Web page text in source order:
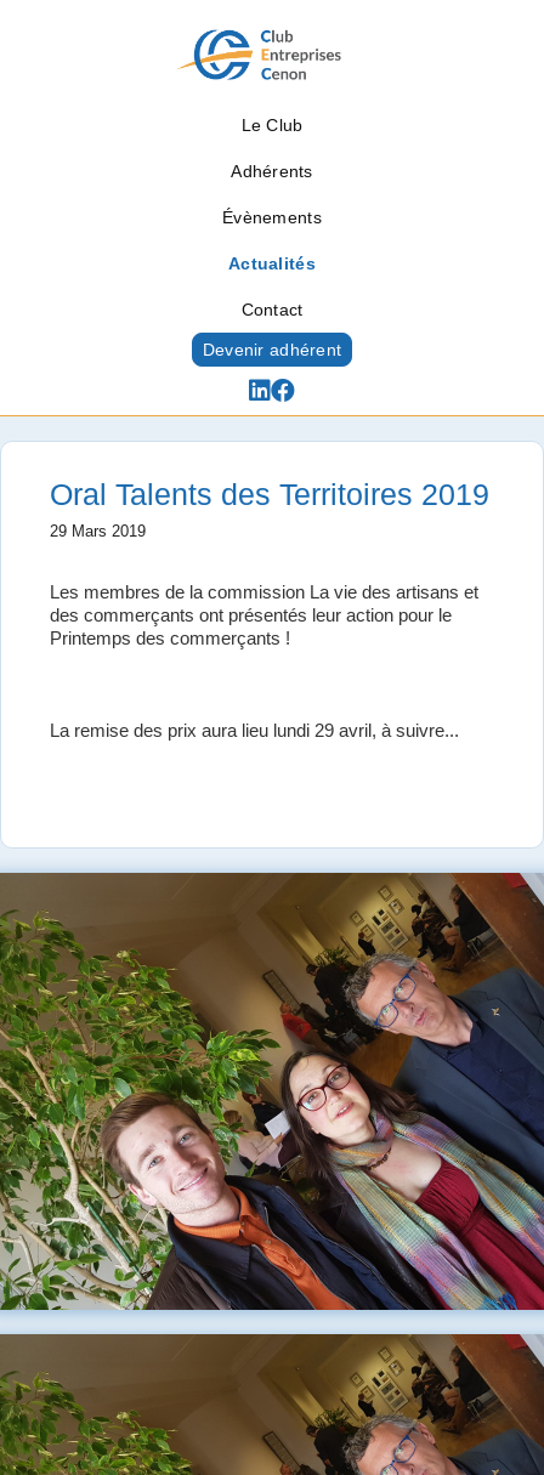
Le Club
Adhérents
Évènements
Actualités
Contact
Devenir adhérent
Oral Talents des Territoires 2019
29 Mars 2019
Les membres de la commission La vie des artisans et
des commerçants ont présentés leur action pour le
Printemps des commerçants !
La remise des prix aura lieu lundi 29 avril, à suivre...